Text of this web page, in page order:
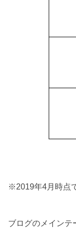
※2019年4月時点
ブログのメインテ